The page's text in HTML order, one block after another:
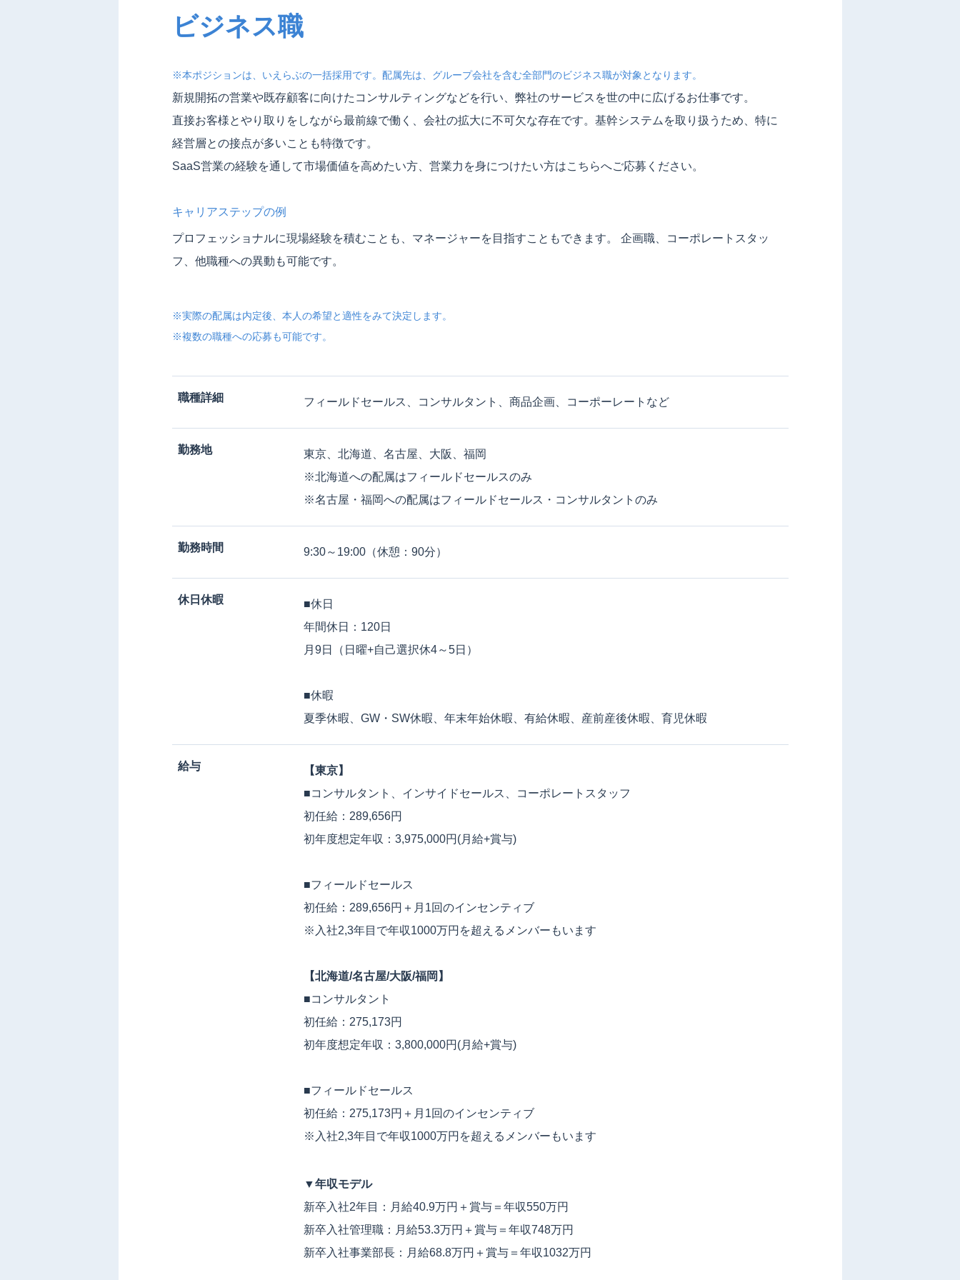
ビジネス職
※本ポジションは、いえらぶの一括採用です。配属先は、グループ会社を含む全部門のビジネス職が対象となります。
新規開拓の営業や既存顧客に向けたコンサルティングなどを行い、弊社のサービスを世の中に広げるお仕事です。
直接お客様とやり取りをしながら最前線で働く、会社の拡大に不可欠な存在です。基幹システムを取り扱うため、特に
経営層との接点が多いことも特徴です。
SaaS営業の経験を通して市場価値を高めたい方、営業力を身につけたい方はこちらへご応募ください。
キャリアステップの例
プロフェッショナルに現場経験を積むことも、マネージャーを目指すこともできます。 企画職、コーポレートスタッ
フ、他職種への異動も可能です。
※実際の配属は内定後、本人の希望と適性をみて決定します。
※複数の職種への応募も可能です。
職種詳細 フィールドセールス、コンサルタント、商品企画、コーポーレートなど
勤務地
東京、北海道、名古屋、大阪、福岡
※北海道への配属はフィールドセールスのみ
※名古屋・福岡への配属はフィールドセールス・コンサルタントのみ
勤務時間 9:30～19:00（休憩：90分）
休日休暇
■休日
年間休日：120日
月9日（日曜+自己選択休4～5日）
■休暇
夏季休暇、GW・SW休暇、年末年始休暇、有給休暇、産前産後休暇、育児休暇
給与
【東京】
■コンサルタント、インサイドセールス、コーポレートスタッフ
初任給：289,656円
初年度想定年収：3,975,000円(月給+賞与)
■フィールドセールス
初任給：289,656円＋月1回のインセンティブ
※入社2,3年目で年収1000万円を超えるメンバーもいます
【北海道/名古屋/大阪/福岡】
■コンサルタント
初任給：275,173円
初年度想定年収：3,800,000円(月給+賞与)
■フィールドセールス
初任給：275,173円＋月1回のインセンティブ
※入社2,3年目で年収1000万円を超えるメンバーもいます
▼年収モデル
新卒入社2年目：月給40.9万円＋賞与＝年収550万円
新卒入社管理職：月給53.3万円＋賞与＝年収748万円
新卒入社事業部長：月給68.8万円＋賞与＝年収1032万円